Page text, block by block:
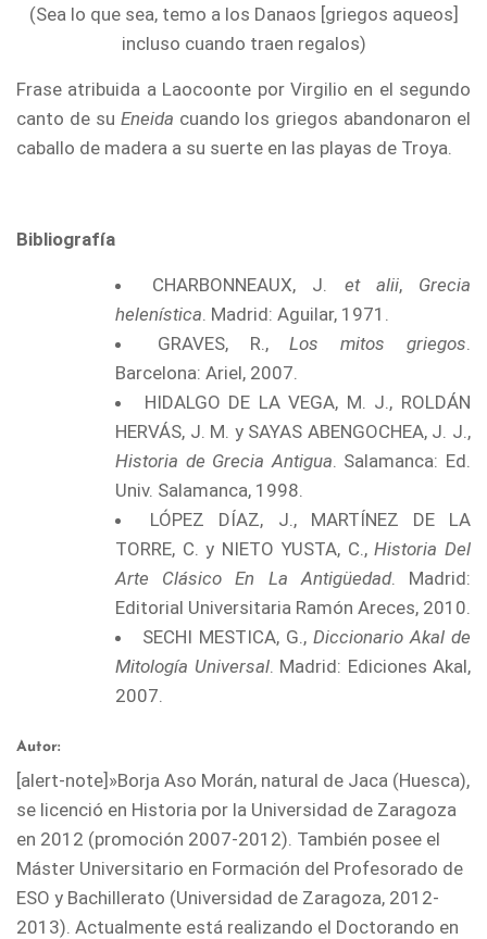
(Sea lo que sea, temo a los Danaos [griegos aqueos]
incluso cuando traen regalos)
Frase atribuida a Laocoonte por Virgilio en el segundo
canto de su Eneida cuando los griegos abandonaron el
caballo de madera a su suerte en las playas de Troya.
Bibliografía
CHARBONNEAUX, J. et alii, Grecia
helenística. Madrid: Aguilar, 1971.
GRAVES, R.,Los mitos griegos.
Barcelona: Ariel, 2007.
HIDALGO DE LA VEGA, M. J., ROLDÁN
HERVÁS, J. M. y SAYAS ABENGOCHEA, J. J.,
Historia de Grecia Antigua. Salamanca: Ed.
Univ. Salamanca, 1998.
LÓPEZ DÍAZ, J., MARTÍNEZ DE LA
TORRE, C. y NIETO YUSTA, C.,Historia Del
Arte Clásico En La Antigüedad. Madrid:
Editorial Universitaria Ramón Areces, 2010.
SECHI MESTICA, G., Diccionario Akal de
Mitología Universal. Madrid: Ediciones Akal,
2007.
Autor:
[alert-note]»Borja Aso Morán, natural de Jaca (Huesca),
se licenció en Historia por la Universidad de Zaragoza
en 2012 (promoción 2007-2012). También posee el
Máster Universitario en Formación del Profesorado de
ESO y Bachillerato (Universidad de Zaragoza, 2012-
2013). Actualmente está realizando el Doctorando en